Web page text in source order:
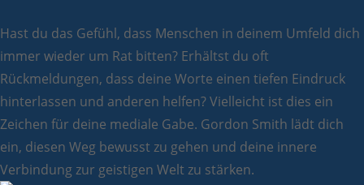
Hast du das Gefühl, dass Menschen in deinem Umfeld dich
immer wieder um Rat bitten? Erhältst du oft
Rückmeldungen, dass deine Worte einen tiefen Eindruck
hinterlassen und anderen helfen? Vielleicht ist dies ein
Zeichen für deine mediale Gabe. Gordon Smith lädt dich
ein, diesen Weg bewusst zu gehen und deine innere
Verbindung zur geistigen Welt zu stärken.